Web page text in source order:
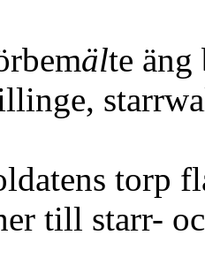
älte äng
i
ther till